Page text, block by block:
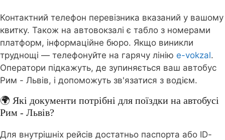
Контактний телефон перевізника вказаний у вашому
квитку. Також на автовокзалі є табло з номерами
платформ, інформаційне бюро. Якщо виникли
труднощі — телефонуйте на гарячу лінію e-vokzal.
Оператори підкажуть, де зупиняється ваш автобус
Рим - Львів, і допоможуть зв'язатися з водієм.
🌍 Які документи потрібні для поїздки на автобусі
Рим - Львів?
Для внутрішніх рейсів достатньо паспорта або ID-